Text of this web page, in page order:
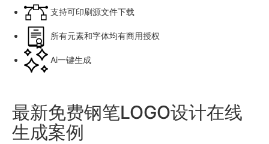
支持可印刷源文件下载
所有元素和字体均有商用授权
Ai一键生成
最新免费钢笔LOGO设计在线
生成案例